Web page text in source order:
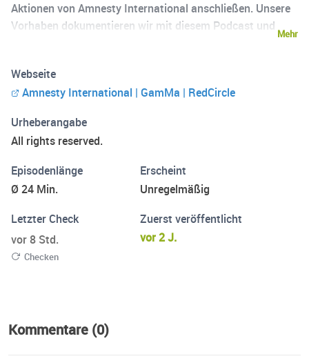
Aktionen von Amnesty International anschließen. Unsere
Vorhaben dokumentieren wir mit diesem Podcast und
Mehr
Webseite
Amnesty International | GamMa | RedCircle
Urheberangabe
All rights reserved.
Episodenlänge
Ø 24 Min.
Erscheint
Unregelmäßig
Letzter Check
vor 8 Std.
Checken
Zuerst veröffentlicht
vor 2 J.
Kommentare (0)